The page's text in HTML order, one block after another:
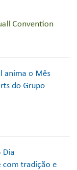
Convention
anima o Mês
do Grupo
Dia
com tradição e